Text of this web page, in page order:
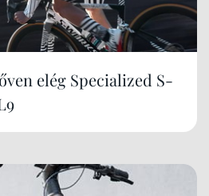
elég Specialized S-